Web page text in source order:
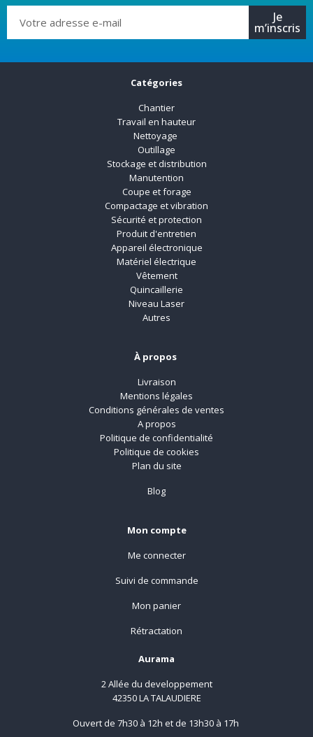
Je
m’inscris
Catégories
Chantier
Travail en hauteur
Nettoyage
Outillage
Stockage et distribution
Manutention
Coupe et forage
Compactage et vibration
Sécurité et protection
Produit d'entretien
Appareil électronique
Matériel électrique
Vêtement
Quincaillerie
Niveau Laser
Autres
À propos
Livraison
Mentions légales
Conditions générales de ventes
A propos
Politique de confidentialité
Politique de cookies
Plan du site
Blog
Mon compte
Me connecter
Suivi de commande
Mon panier
Rétractation
Aurama
2 Allée du developpement
42350 LA TALAUDIERE
Ouvert de 7h30 à 12h et de 13h30 à 17h